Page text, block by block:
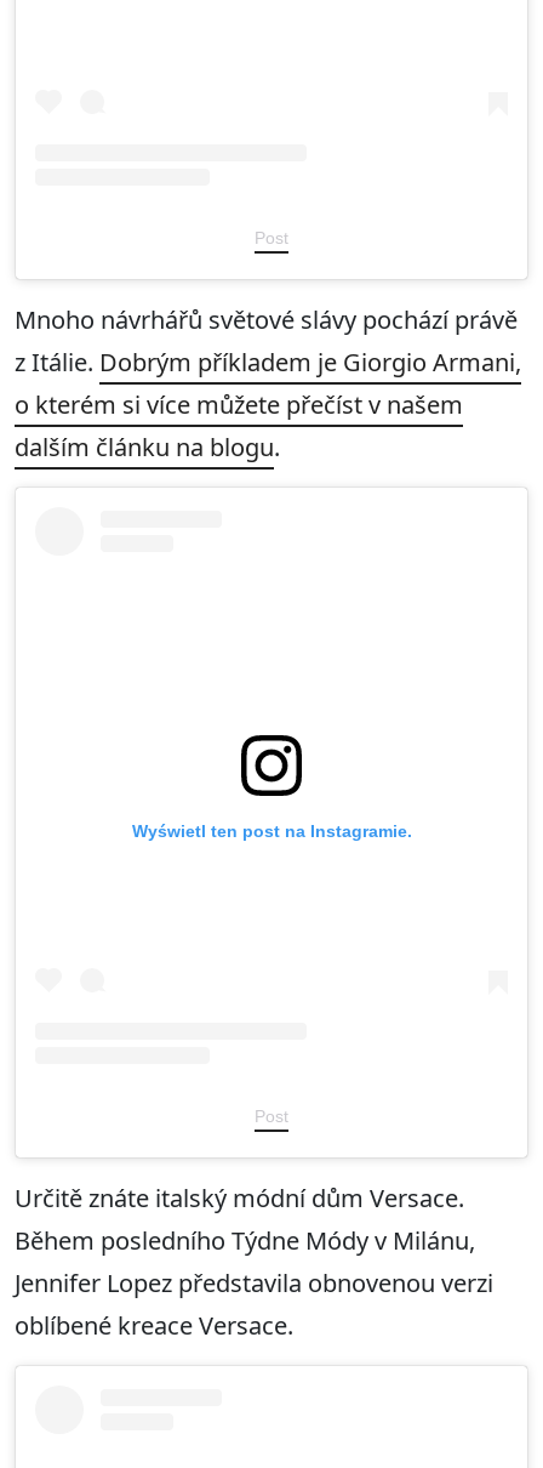
Post
Mnoho návrhářů světové slávy pochází právě
z Itálie. Dobrým příkladem je Giorgio Armani,
o kterém si více můžete přečíst v našem
dalším článku na blogu.
Wyświetl ten post na Instagramie.
Post
Určitě znáte italský módní dům Versace.
Během posledního Týdne Módy v Milánu,
Jennifer Lopez představila obnovenou verzi
oblíbené kreace Versace.